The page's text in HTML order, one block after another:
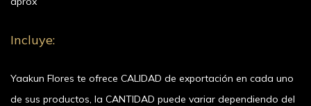
Incluye:
Yaakun Flores te ofrece CALIDAD de exportación en cada uno
de sus productos, la CANTIDAD puede variar dependiendo del